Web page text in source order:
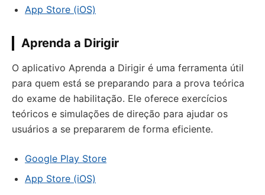
App Store (iOS)
Aprenda a Dirigir
O aplicativo Aprenda a Dirigir é uma ferramenta útil
para quem está se preparando para a prova teórica
do exame de habilitação. Ele oferece exercícios
teóricos e simulações de direção para ajudar os
usuários a se prepararem de forma eficiente.
Google Play Store
App Store (iOS)